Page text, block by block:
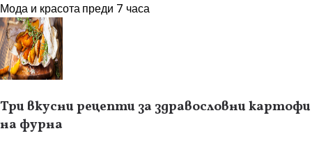
Мода и красотапреди 7 часа
Три вкусни рецепти за здравословни картофи
на фурна